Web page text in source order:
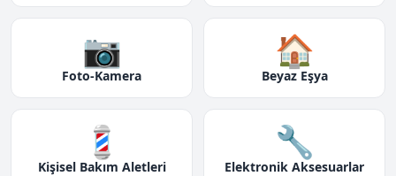
📷
Foto-Kamera
🏠
Beyaz Eşya
💈
Kişisel Bakım Aletleri
🔧
Elektronik Aksesuarlar